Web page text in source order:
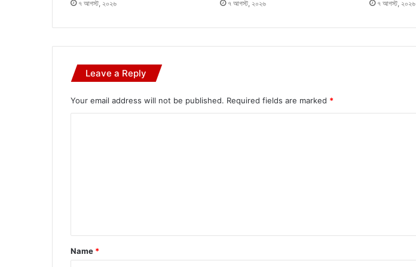
৭ আগস্ট, ২০২৬ ৭ আগস্ট, ২০২৬ ৭ আগস্ট, ২০২৬
Leave a Reply
Your email address will not be published. Required fields are marked *
*
Name *